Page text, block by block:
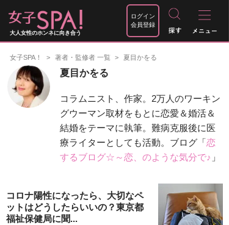
大人女性のホンネに向き合う
ログイン
会員登録
女子SPA！ 著者・監修者 一覧 夏目かをる
夏目かをる
コラムニスト、作家。2万人のワーキン
グウーマン取材をもとに恋愛＆婚活＆
結婚をテーマに執筆。難病克服後に医
療ライターとしても活動。ブログ「恋
するブログ☆～恋、のような気分で♪ 」
コロナ陽性になったら、大切なペ
ットはどうしたらいいの？東京都
福祉保健局に聞...